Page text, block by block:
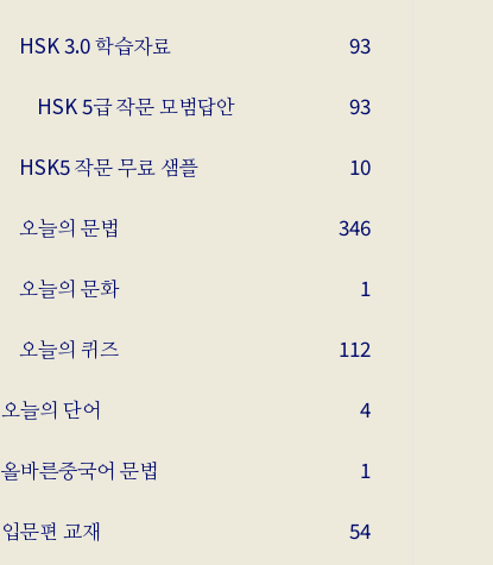
HSK 3.0 학습자료 93
HSK 5급 작문 모범답안 93
HSK5 작문 무료 샘플 10
오늘의 문법 346
오늘의 문화 1
오늘의 퀴즈 112
오늘의 단어 4
올바른중국어 문법 1
입문편 교재 54